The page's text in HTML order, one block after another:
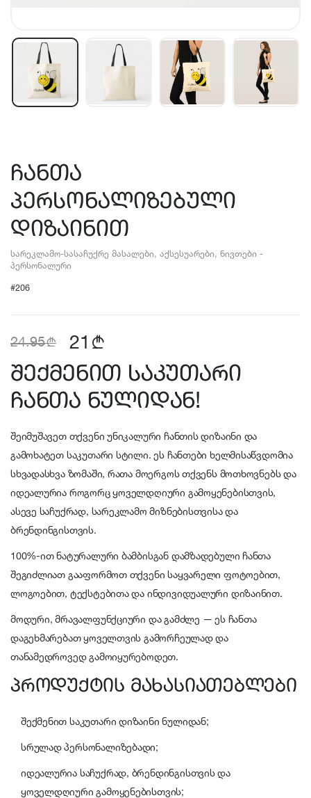
ჩანთა
პერსონალიზებული
დიზაინით
სარეკლამო-სასაჩუქრე მასალები, აქსესუარები, ნივთები -
პერსონალური
#206
24.95b 21 b
შექმენით საკუთარი
ჩანთა ნულიდან!
შეიმუშავეთ თქვენი უნიკალური ჩანთის დიზაინი და
გამოხატეთ საკუთარი სტილი. ეს ჩანთები ხელმისაწვდომია
სხვადასხვა ზომაში, რათა მოერგოს თქვენს მოთხოვნებს და
იდეალურია როგორც ყოველდღიური გამოყენებისთვის,
ასევე საჩუქრად, სარეკლამო მიზნებისთვისა და
ბრენდინგისთვის.
100%-ით ნატურალური ბამბისგან დამზადებული ჩანთა
შეგიძლიათ გააფორმოთ თქვენი საყვარელი ფოტოებით,
ლოგოებით, ტექსტებითა და ინდივიდუალური დიზაინით.
მოდური, მრავალფუნქციური და გამძლე — ეს ჩანთა
დაგეხმარებათ ყოველთვის გამორჩეულად და
თანამედროვედ გამოიყურებოდეთ.
პროდუქტის მახასიათებლები
შექმენით საკუთარი დიზაინი ნულიდან;
სრულად პერსონალიზებადი;
იდეალურია საჩუქრად, ბრენდინგისთვის და
ყოველდღიური გამოყენებისთვის;